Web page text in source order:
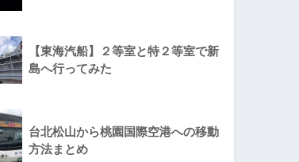
【東海汽船】２等室と特２等室で新
島へ行ってみた
台北松山から桃園国際空港への移動
方法まとめ